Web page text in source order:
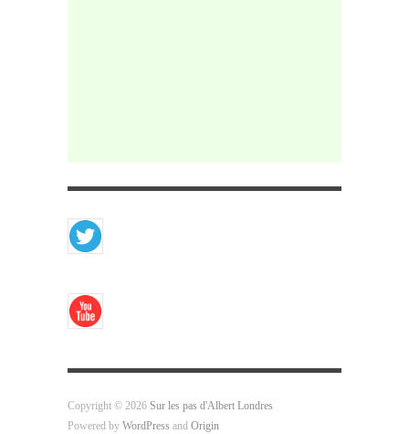
Copyright © 2026 Sur les pas d'Albert Londres
Powered by WordPress and Origin